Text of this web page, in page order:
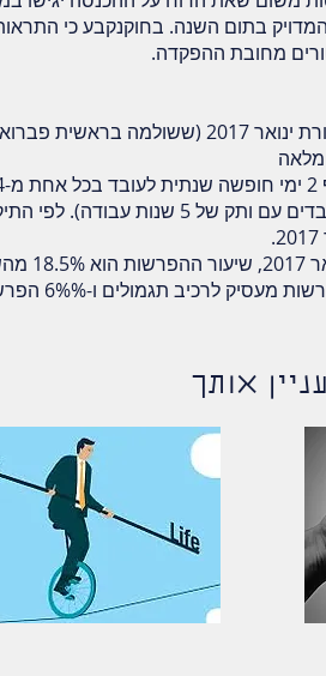
בתום השנה. בחוקנקבע כי התראות
מחובת ההפקדה.
(ובכך משווה אותם למספר הימים שזכאים להם
אותך